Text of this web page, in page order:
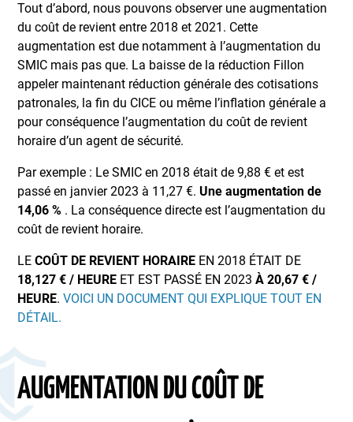
Tout d’abord, nous pouvons observer une augmentation
du coût de revient entre 2018 et 2021. Cette
augmentation est due notamment à l’augmentation du
SMIC mais pas que. La baisse de la réduction Fillon
appeler maintenant réduction générale des cotisations
patronales, la fin du CICE ou même l’inflation générale a
pour conséquence l’augmentation du coût de revient
horaire d’un agent de sécurité.
Par exemple : Le SMIC en 2018 était de 9,88 € et est
passé en janvier 2023 à 11,27 €.Une augmentation de
14,06 % . La conséquence directe est l’augmentation du
coût de revient horaire.
LECOÛT DE REVIENT HORAIRE EN 2018 ÉTAIT DE
18,127 € / HEURE ET EST PASSÉ EN 2023À 20,67 € /
HEURE.VOICI UN DOCUMENT QUI EXPLIQUE TOUT EN
DÉTAIL.
AUGMENTATION DU COÛT DE